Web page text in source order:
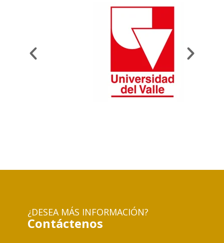
¿DESEA MÁS INFORMACIÓN?
Contáctenos